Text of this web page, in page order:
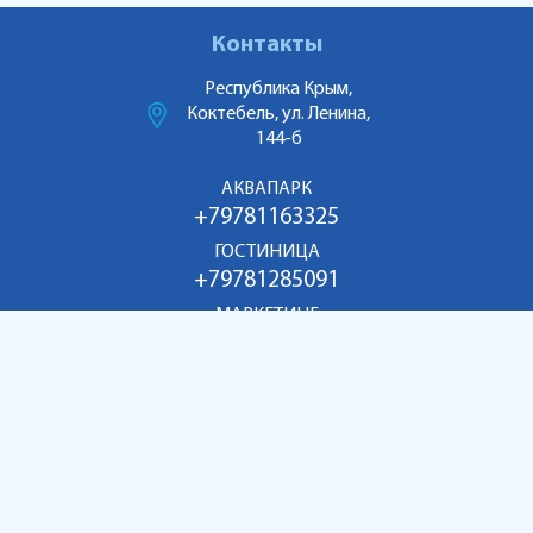
Контакты
Республика Крым,
Коктебель, ул. Ленина,
144-б
АКВАПАРК
+79781163325
ГОСТИНИЦА
+79781285091
МАРКЕТИНГ